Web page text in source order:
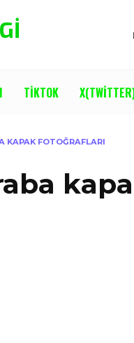
TIKTOK
KAPAK FOTOĞRAFLARI